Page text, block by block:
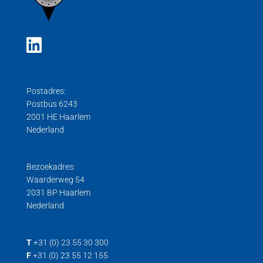
Trek kracht
Buigstaaf opnemer / shear beam load cell
Stainless steel centercel
Gebruiksaanwijzingen
Load cell voor trek- en drukkrachten
Procescontrollers
Weegversterkers met analoge uitgang
Hygiënische weegcellen
Trek/Druk weegcellen
Postadres:
Postbus 6243
2001 HE Haarlem
Nederland
Bezoekadres:
Waarderweg 54
2031 BP Haarlem
Nederland
T +31 (0) 23 55 30 300
F +31 (0) 23 55 12 155